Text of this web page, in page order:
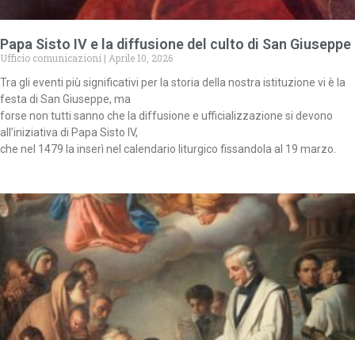
Papa Sisto IV e la diffusione del culto di San Giuseppe
Ufficio comunicazioni
Aprile 10, 2026
Tra gli eventi più significativi per la storia della nostra istituzione vi è la
festa di San Giuseppe, ma
forse non tutti sanno che la diffusione e ufficializzazione si devono
all’iniziativa di Papa Sisto IV,
che nel 1479 la inserì nel calendario liturgico fissandola al 19 marzo.